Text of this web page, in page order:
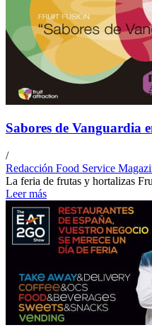
Sabores de Vanguardia
/
Redacción Food Service
La feria de frutas y hortalizas
Leer más